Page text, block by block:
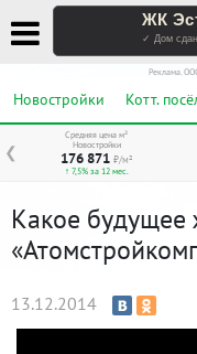
ЖК
✓ Дом сдан
Реклама.
Новостройки Котт.
❮
Средняя цена м²
Новостройки
176 871 ₽/м²
↑ 7,5% за 12 мес.
Какое будущее
13.12.2014